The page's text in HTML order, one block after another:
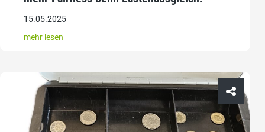
15.05.2025
mehr lesen